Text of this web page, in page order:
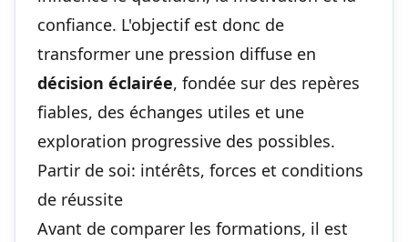
confiance. L'objectif est donc de
transformer une pression diffuse en
décision éclairée, fondée sur des repères
fiables, des échanges utiles et une
exploration progressive des possibles.
Partir de soi: intérêts, forces et conditions
de réussite
Avant de comparer les formations, il est